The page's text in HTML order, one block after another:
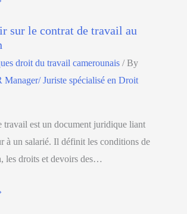
sur le contrat de travail au
droit du travail camerounais / By
Juriste spécialisé en Droit
travail est un document juridique liant
à un salarié. Il définit les conditions de
les droits et devoirs des…